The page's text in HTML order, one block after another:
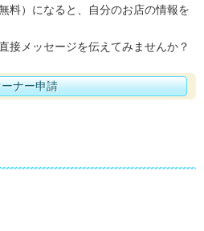
料）になると、自分のお店の情報を
接メッセージを伝えてみませんか？
ナー申請